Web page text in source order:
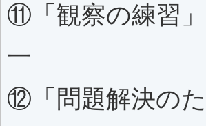
⑪「観察の練習
一
⑫「問題解決の